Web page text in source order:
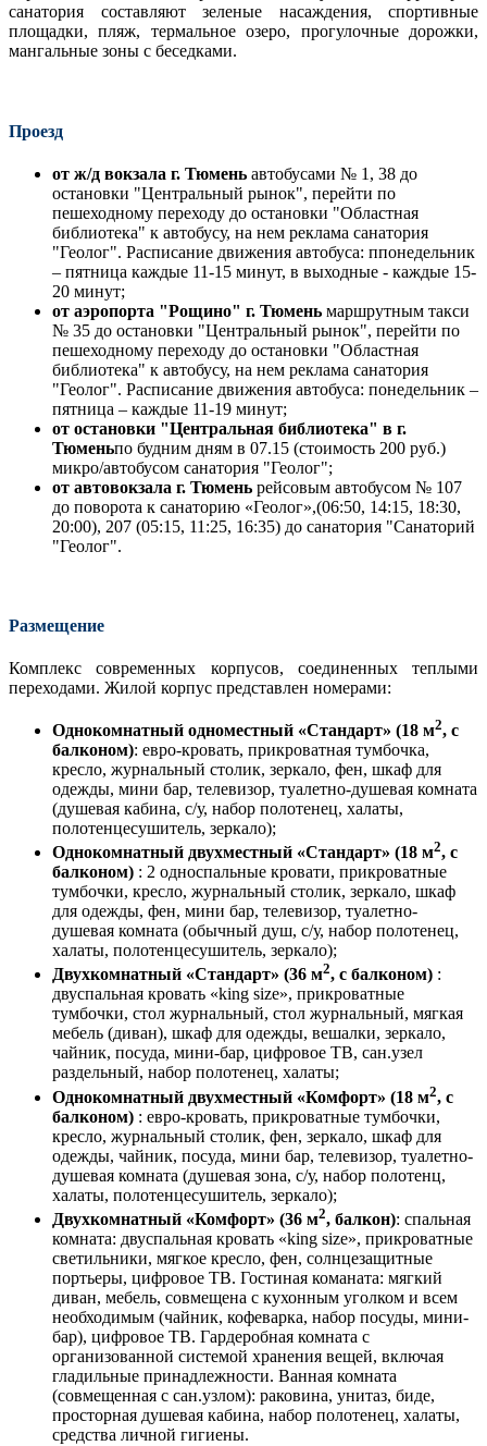
санатория составляют зеленые насаждения, спортивные
площадки, пляж, термальное озеро, прогулочные дорожки,
мангальные зоны с беседками.
Проезд
от ж/д вокзала г. Тюмень автобусами № 1, 38 до
остановки "Центральный рынок", перейти по
пешеходному переходу до остановки "Областная
библиотека" к автобусу, на нем реклама санатория
"Геолог". Расписание движения автобуса: ппонедельник
– пятница каждые 11-15 минут, в выходные - каждые 15-
20 минут;
от аэропорта "Рощино" г. Тюмень маршрутным такси
№ 35 до остановки "Центральный рынок", перейти по
пешеходному переходу до остановки "Областная
библиотека" к автобусу, на нем реклама санатория
"Геолог". Расписание движения автобуса: понедельник –
пятница – каждые 11-19 минут;
от остановки "Центральная библиотека" в г.
Тюменьпо будним дням в 07.15 (стоимость 200 руб.)
микро/автобусом санатория "Геолог";
от автовокзала г. Тюмень рейсовым автобусом № 107
до поворота к санаторию «Геолог»,(06:50, 14:15, 18:30,
20:00), 207 (05:15, 11:25, 16:35) до санатория "Санаторий
"Геолог".
Размещение
Комплекс современных корпусов, соединенных теплыми
переходами. Жилой корпус представлен номерами:
Однокомнатный одноместный «Стандарт» (18 м2, с
балконом): евро-кровать, прикроватная тумбочка,
кресло, журнальный столик, зеркало, фен, шкаф для
одежды, мини бар, телевизор, туалетно-душевая комната
(душевая кабина, с/у, набор полотенец, халаты,
полотенцесушитель, зеркало);
Однокомнатный двухместный «Стандарт» (18 м2, с
балконом) : 2 односпальные кровати, прикроватные
тумбочки, кресло, журнальный столик, зеркало, шкаф
для одежды, фен, мини бар, телевизор, туалетно-
душевая комната (обычный душ, с/у, набор полотенец,
халаты, полотенцесушитель, зеркало);
Двухкомнатный «Стандарт» (36 м2, с балконом) :
двуспальная кровать «king size», прикроватные
тумбочки, стол журнальный, стол журнальный, мягкая
мебель (диван), шкаф для одежды, вешалки, зеркало,
чайник, посуда, мини-бар, цифровое ТВ, сан.узел
раздельный, набор полотенец, халаты;
Однокомнатный двухместный «Комфорт» (18 м2, с
балконом) : евро-кровать, прикроватные тумбочки,
кресло, журнальный столик, фен, зеркало, шкаф для
одежды, чайник, посуда, мини бар, телевизор, туалетно-
душевая комната (душевая зона, с/у, набор полотенц,
халаты, полотенцесушитель, зеркало);
Двухкомнатный «Комфорт» (36 м2, балкон): спальная
комната: двуспальная кровать «king size», прикроватные
светильники, мягкое кресло, фен, солнцезащитные
портьеры, цифровое ТВ. Гостиная команата: мягкий
диван, мебель, совмещена с кухонным уголком и всем
необходимым (чайник, кофеварка, набор посуды, мини-
бар), цифровое ТВ. Гардеробная комната с
организованной системой хранения вещей, включая
гладильные принадлежности. Ванная комната
(совмещенная с сан.узлом): раковина, унитаз, биде,
просторная душевая кабина, набор полотенец, халаты,
средства личной гигиены.